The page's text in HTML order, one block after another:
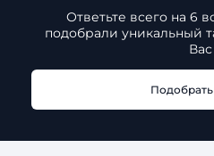
Ответьте всего на 6
подобрали уникальный
Вас